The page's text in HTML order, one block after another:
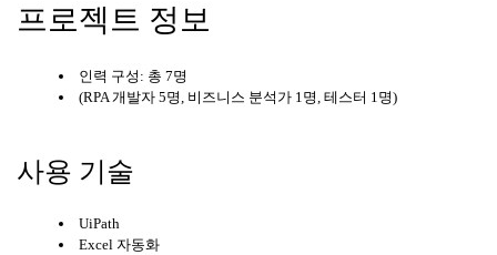
프로젝트 정보
인력 구성: 총 7명
(RPA 개발자 5명, 비즈니스 분석가 1명, 테스터 1명)
사용 기술
UiPath
Excel 자동화